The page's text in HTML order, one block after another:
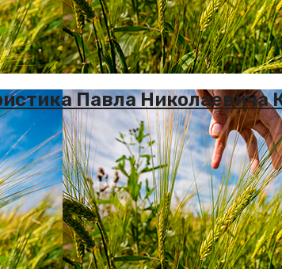
Павла Николаевича